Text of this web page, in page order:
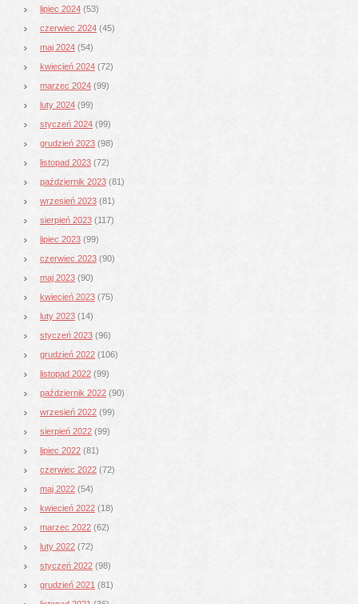
lipiec 2024 (53)
czerwiec 2024 (45)
maj 2024 (54)
kwiecień 2024 (72)
marzec 2024 (99)
luty 2024 (99)
styczeń 2024 (99)
grudzień 2023 (98)
listopad 2023 (72)
październik 2023 (81)
wrzesień 2023 (81)
sierpień 2023 (117)
lipiec 2023 (99)
czerwiec 2023 (90)
maj 2023 (90)
kwiecień 2023 (75)
luty 2023 (14)
styczeń 2023 (96)
grudzień 2022 (106)
listopad 2022 (99)
październik 2022 (90)
wrzesień 2022 (99)
sierpień 2022 (99)
lipiec 2022 (81)
czerwiec 2022 (72)
maj 2022 (54)
kwiecień 2022 (18)
marzec 2022 (62)
luty 2022 (72)
styczeń 2022 (98)
grudzień 2021 (81)